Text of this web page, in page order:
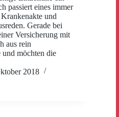
passiert eines immer
und
Gerade bei
Versicherung mit
aus rein
und möchten die
2018